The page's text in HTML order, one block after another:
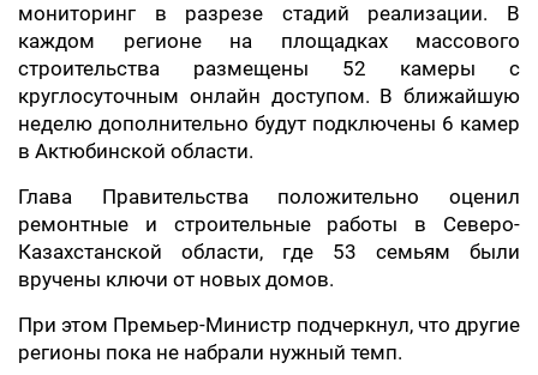
мониторинг в разрезе стадий реализации. В
каждом регионе на площадках массового
строительства размещены 52 камеры с
круглосуточным онлайн доступом. В ближайшую
неделю дополнительно будут подключены 6 камер
в Актюбинской области.
Глава Правительства положительно оценил
ремонтные и строительные работы в Северо-
Казахстанской области, где 53 семьям были
вручены ключи от новых домов.
При этом Премьер-Министр подчеркнул, что другие
регионы пока не набрали нужный темп.